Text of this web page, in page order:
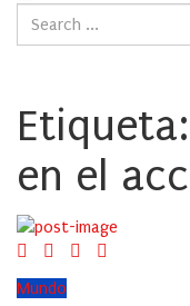
Etiqueta:
en el
Mundo